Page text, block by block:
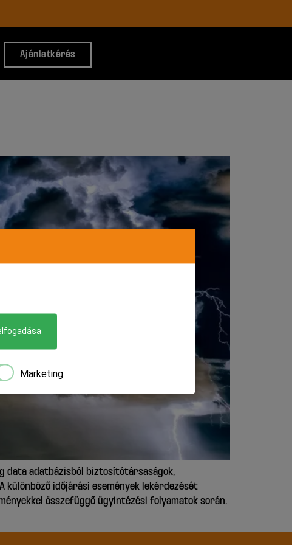
Ajánlatkérés
data adatbázisból biztosítótársaságok,
különböző időjárási események lekérdezését
összefüggő ügyintézési folyamatok során.
Marketing